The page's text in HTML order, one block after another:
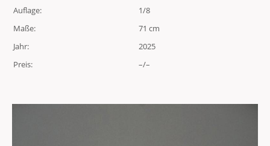
Auflage:
1/8
Maße:
71 cm
Jahr:
2025
Preis:
–/–